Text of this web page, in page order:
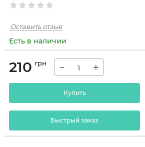
Оставить отзыв
Есть в наличии
210 грн − +
Купить
Быстрый заказ